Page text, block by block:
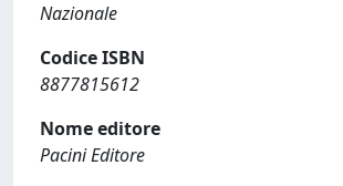
Nazionale
Codice ISBN
8877815612
Nome editore
Pacini Editore